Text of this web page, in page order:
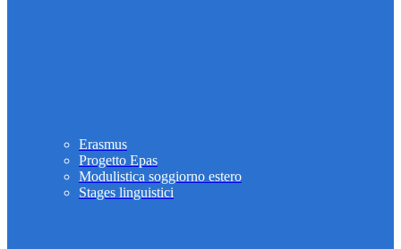
Erasmus
Progetto Epas
Modulistica soggiorno estero
Stages linguistici